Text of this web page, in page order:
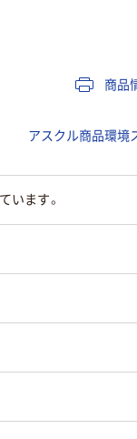
商品
アスクル商品環境
います。